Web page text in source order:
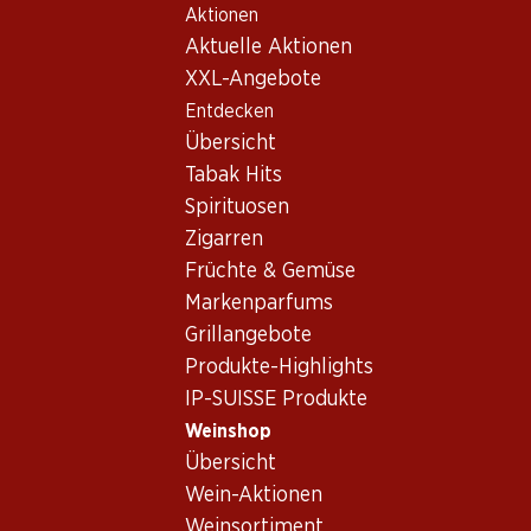
Aktionen
Aktuelle Aktionen
XXL-Angebote
Entdecken
Übersicht
Tabak Hits
Spirituosen
Zigarren
Früchte & Gemüse
Markenparfums
Grillangebote
Produkte-Highlights
IP-SUISSE Produkte
Weinshop
Übersicht
Wein-Aktionen
Wein/Champagner
Bordeaux
Château Lynch Moussas Pauillac AOC
Vorderseite